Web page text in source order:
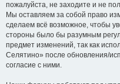
пожалуйста, не заходите и не
Мы оставляем за собой право
сделаем всё возможное, чтобы
стороны было бы разумным
предмет изменений, так как
Селятино» после обновления/
согласие с ними.